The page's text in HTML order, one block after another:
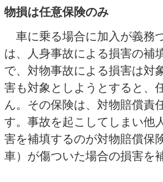
物損は任意保険のみ
車に乗る場合に加入が義務
は、人身事故による損害の補
で、対物事故による損害は対
害も対象としようとすると、
ん。その保険は、対物賠償責
す。事故を起こしてしまい他
害を補填するのが対物賠償保
車）が傷ついた場合の損害を